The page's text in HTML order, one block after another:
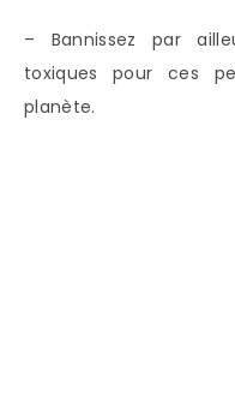
– Bannissez par
toxiques pour ces
planète.